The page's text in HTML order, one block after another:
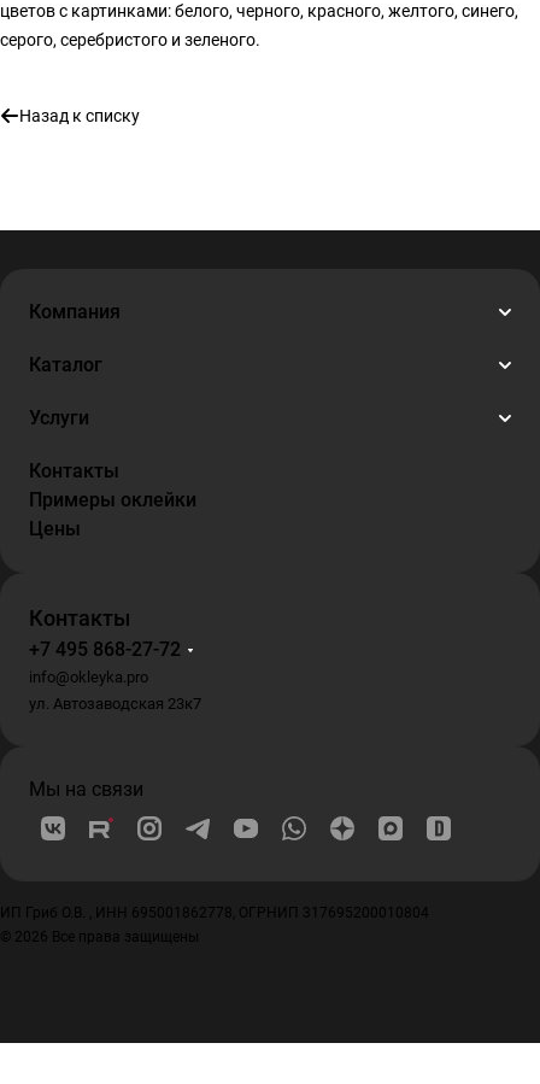
цветов с картинками: белого, черного, красного, желтого, синего,
серого, серебристого и зеленого.
Назад к списку
Компания
Каталог
Услуги
Контакты
Примеры оклейки
Цены
Контакты
+7 495 868-27-72
info@okleyka.pro
ул. Автозаводская 23к7
Мы на связи
ИП Гриб О.В. , ИНН 695001862778, ОГРНИП 317695200010804
© 2026 Все права защищены